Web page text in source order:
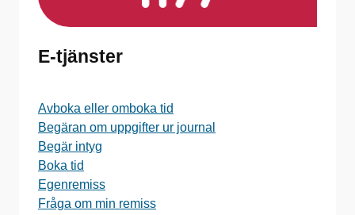
E-tjänster
Avboka eller omboka tid
Begäran om uppgifter ur journal
Begär intyg
Boka tid
Egenremiss
Fråga om min remiss